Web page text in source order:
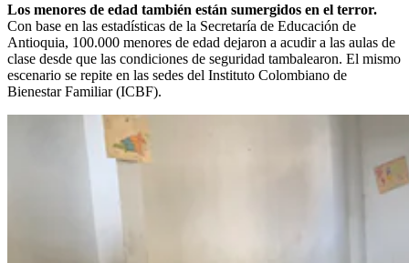
Los menores de edad también están sumergidos en el terror.
Con base en las estadísticas de la Secretaría de Educación de
Antioquia, 100.000 menores de edad dejaron a acudir a las aulas de
clase desde que las condiciones de seguridad tambalearon. El mismo
escenario se repite en las sedes del Instituto Colombiano de
Bienestar Familiar (ICBF).